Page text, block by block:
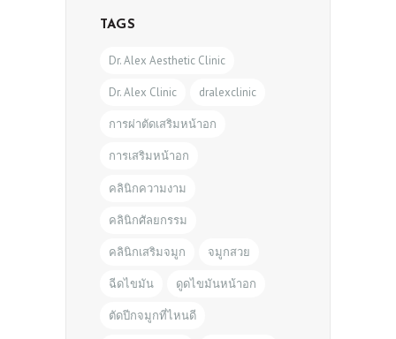
TAGS
Dr. Alex Aesthetic Clinic
Dr. Alex Clinic dralexclinic
การผ่าตัดเสริมหน้าอก
การเสริมหน้าอก
คลินิกความงาม
คลินิกศัลยกรรม
คลินิกเสริมจมูก จมูกสวย
ฉีดไขมัน ดูดไขมันหน้าอก
ตัดปีกจมูกที่ไหนดี